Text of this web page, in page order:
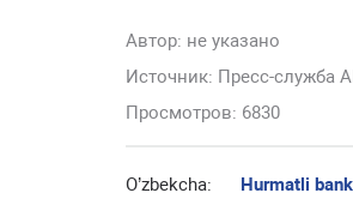
Автор: не указано
Источник: Пресс-служба
Просмотров: 6830
O’zbekcha: Hurmatli